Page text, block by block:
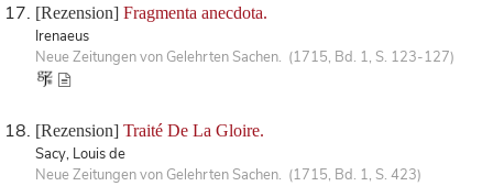
[Rezension] Fragmenta anecdota.
Irenaeus
Neue Zeitungen von Gelehrten Sachen. (1715, Bd. 1, S. 123-127)
[Rezension] Traité De La Gloire.
Sacy, Louis de
Neue Zeitungen von Gelehrten Sachen. (1715, Bd. 1, S. 423)